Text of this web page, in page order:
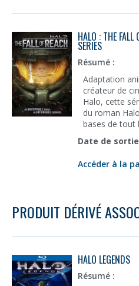
HALO : THE
SERIES
Résumé :
Adaptation
créateur de
Halo, cette
du roman
bases de tout
Date de
Accéder à la
PRODUIT DÉRIVÉ
HALO LEGENDS
Résumé :